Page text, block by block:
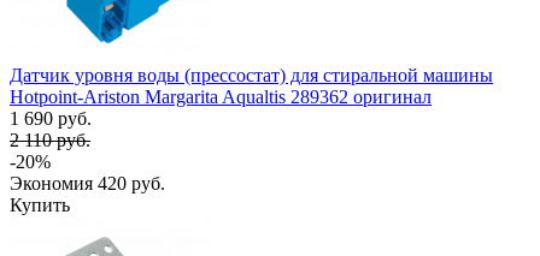
Датчик уровня воды (прессостат) для стиральной машины
Hotpoint-Ariston Margarita Aqualtis 289362 оригинал
1 690 руб.
2 110 руб.
-20%
Экономия 420 руб.
Купить